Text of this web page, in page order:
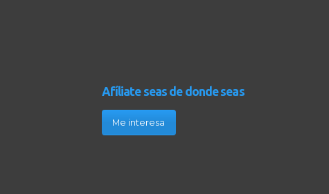
Afíliate seas de donde seas
Me interesa